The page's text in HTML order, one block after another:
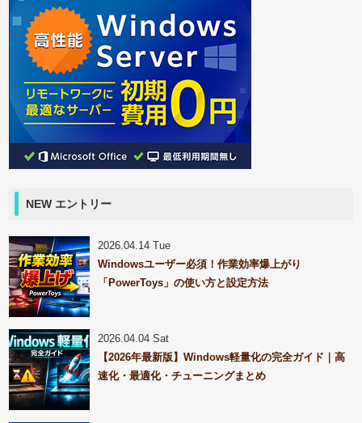
NEW エントリー
2026.04.14 Tue
Windowsユーザー必須！作業効率爆上がり
「PowerToys」の使い方と設定方法
2026.04.04 Sat
【2026年最新版】Windows軽量化の完全ガイド｜高
速化・最適化・チューニングまとめ